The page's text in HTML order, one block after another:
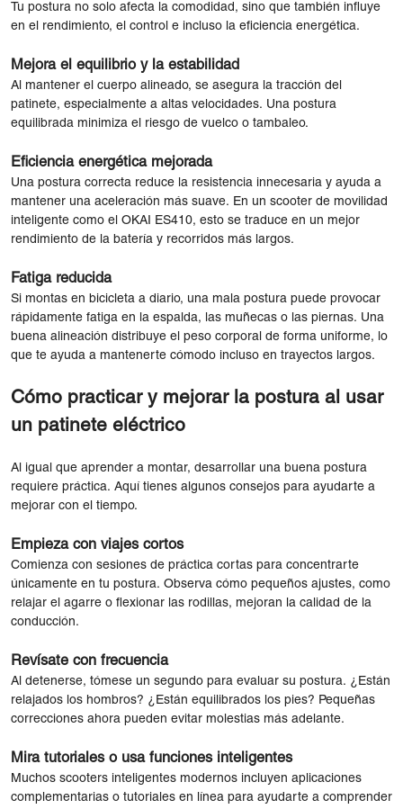
Tu postura no solo afecta la comodidad, sino que también influye
en el rendimiento, el control e incluso la eficiencia energética.
Mejora el equilibrio y la estabilidad
Al mantener el cuerpo alineado, se asegura la tracción del
patinete, especialmente a altas velocidades. Una postura
equilibrada minimiza el riesgo de vuelco o tambaleo.
Eficiencia energética mejorada
Una postura correcta reduce la resistencia innecesaria y ayuda a
mantener una aceleración más suave. En un scooter de movilidad
inteligente como el OKAI ES410, esto se traduce en un mejor
rendimiento de la batería y recorridos más largos.
Fatiga reducida
Si montas en bicicleta a diario, una mala postura puede provocar
rápidamente fatiga en la espalda, las muñecas o las piernas. Una
buena alineación distribuye el peso corporal de forma uniforme, lo
que te ayuda a mantenerte cómodo incluso en trayectos largos.
Cómo practicar y mejorar la postura al usar
un patinete eléctrico
Al igual que aprender a montar, desarrollar una buena postura
requiere práctica. Aquí tienes algunos consejos para ayudarte a
mejorar con el tiempo.
Empieza con viajes cortos
Comienza con sesiones de práctica cortas para concentrarte
únicamente en tu postura. Observa cómo pequeños ajustes, como
relajar el agarre o flexionar las rodillas, mejoran la calidad de la
conducción.
Revísate con frecuencia
Al detenerse, tómese un segundo para evaluar su postura. ¿Están
relajados los hombros? ¿Están equilibrados los pies? Pequeñas
correcciones ahora pueden evitar molestias más adelante.
Mira tutoriales o usa funciones inteligentes
Muchos scooters inteligentes modernos incluyen aplicaciones
complementarias o tutoriales en línea para ayudarte a comprender